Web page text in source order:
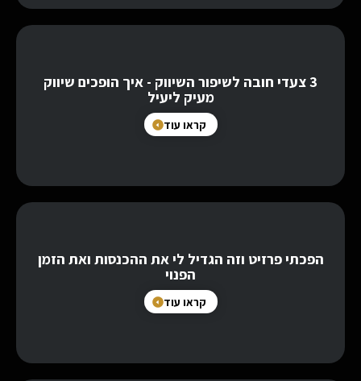
3 צעדי חובה לשיפור השיווק - איך הופכים שיווק
מעיק ליעיל
קראו עוד
הפכתי פרזיט וזה הגדיל לי את ההכנסות ואת הזמן
הפנוי
קראו עוד